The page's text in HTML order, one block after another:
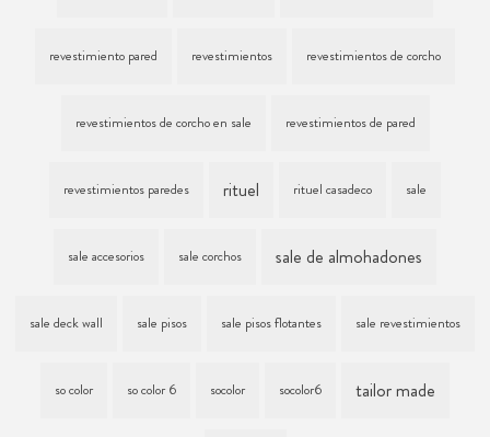
revestimiento pared revestimientos revestimientos de corcho
revestimientos de corcho en sale revestimientos de pared
revestimientos paredes rituel rituel casadeco sale
sale accesorios sale corchos sale de almohadones
sale deck wall sale pisos sale pisos flotantes sale revestimientos
so color so color 6 socolor socolor6 tailor made